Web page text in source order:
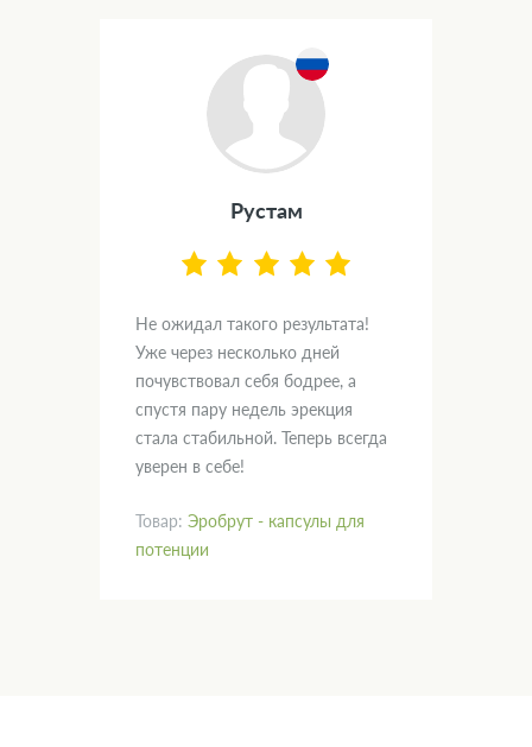
Рустам
Не ожидал такого результата!
Уже через несколько дней
почувствовал себя бодрее, а
спустя пару недель эрекция
стала стабильной. Теперь всегда
уверен в себе!
Товар: Эробрут - капсулы для
потенции